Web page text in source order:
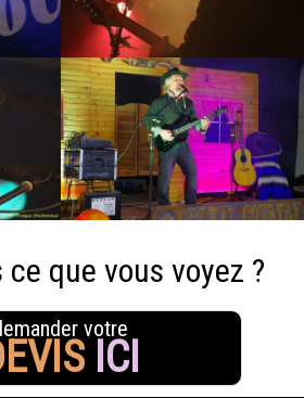
que vous voyez ?
votre
ICI